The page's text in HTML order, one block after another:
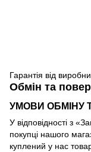
Гарантія від
Обмін та
УМОВИ ОБМІНУ
У відповідності з
покупці нашого
куплений у нас